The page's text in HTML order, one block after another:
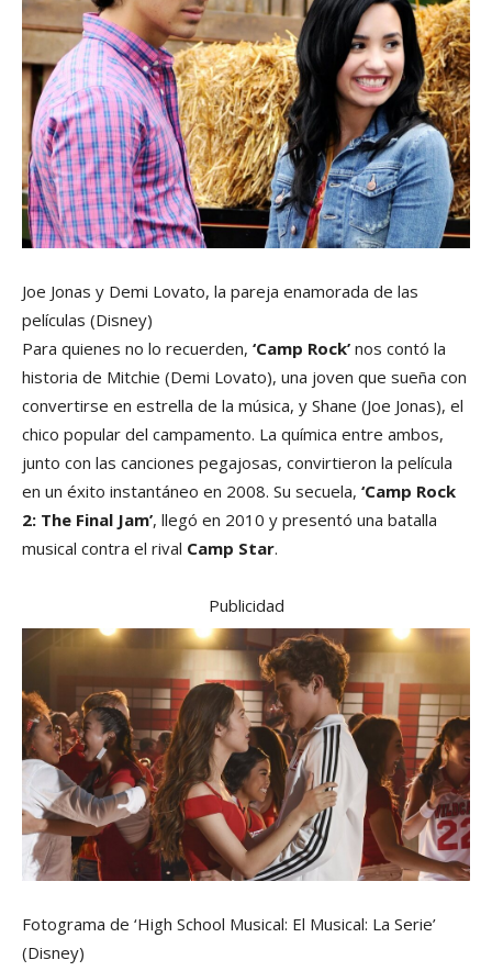
Joe Jonas y Demi Lovato, la pareja enamorada de las
películas (Disney)
Para quienes no lo recuerden, ‘Camp Rock’ nos contó la
historia de Mitchie (Demi Lovato), una joven que sueña con
convertirse en estrella de la música, y Shane (Joe Jonas), el
chico popular del campamento. La química entre ambos,
junto con las canciones pegajosas, convirtieron la película
en un éxito instantáneo en 2008. Su secuela, ‘Camp Rock
2: The Final Jam’, llegó en 2010 y presentó una batalla
musical contra el rival Camp Star.
Publicidad
Fotograma de ‘High School Musical: El Musical: La Serie’
(Disney)